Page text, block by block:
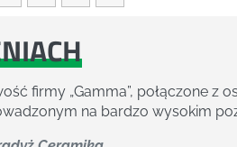
wysoki poziom
Szkolenie cechowało bardzo